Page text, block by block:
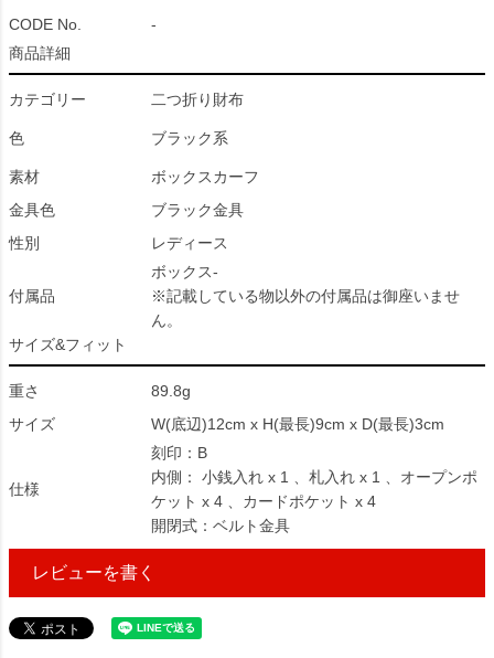
CODE No.
-
商品詳細
カテゴリー 二つ折り財布
色 ブラック系
素材
ボックスカーフ
金具色
ブラック金具
性別
レディース
付属品
ボックス-
※記載している物以外の付属品は御座いませ
ん。
サイズ&フィット
重さ
89.8g
サイズ
W(底辺)12cm x H(最長)9cm x D(最長)3cm
仕様
刻印：B
内側： 小銭入れ x 1 、札入れ x 1 、オープンポ
ケット x 4 、カードポケット x 4
開閉式：ベルト金具
レビューを書く